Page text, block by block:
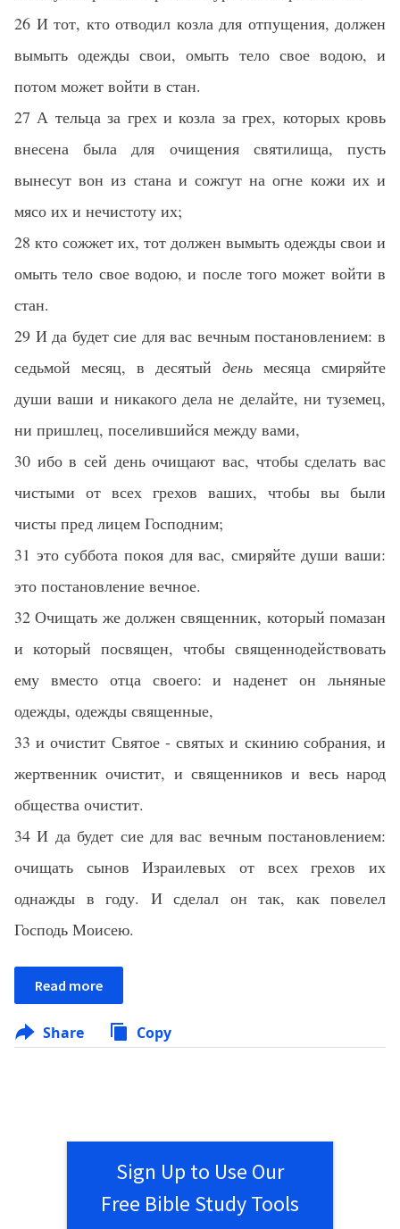
26 И тот, кто отводил козла для отпущения, должен
вымыть одежды свои, омыть тело свое водою, и
потом может войти в стан.
27 А тельца за грех и козла за грех, которых кровь
внесена была для очищения святилища, пусть
вынесут вон из стана и сожгут на огне кожи их и
мясо их и нечистоту их;
28 кто сожжет их, тот должен вымыть одежды свои и
омыть тело свое водою, и после того может войти в
стан.
29 И да будет сие для вас вечным постановлением: в
седьмой месяц, в десятый день месяца смиряйте
души ваши и никакого дела не делайте, ни туземец,
ни пришлец, поселившийся между вами,
30 ибо в сей день очищают вас, чтобы сделать вас
чистыми от всех грехов ваших, чтобы вы были
чисты пред лицем Господним;
31 это суббота покоя для вас, смиряйте души ваши:
это постановление вечное.
32 Очищать же должен священник, который помазан
и который посвящен, чтобы священнодействовать
ему вместо отца своего: и наденет он льняные
одежды, одежды священные,
33 и очистит Святое - святых и скинию собрания, и
жертвенник очистит, и священников и весь народ
общества очистит.
34 И да будет сие для вас вечным постановлением:
очищать сынов Израилевых от всех грехов их
однажды в году. И сделал он так, как повелел
Господь Моисею.
Read more
Share Copy
Sign Up to Use Our
Free Bible Study Tools